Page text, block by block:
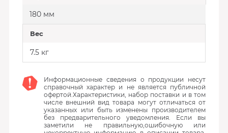
180 мм
Вес
7.5 кг
Информационные сведения о продукции несут
справочный характер и не является публичной
офертой.Характеристики, набор поставки и в том
числе внешний вид товара могут отличаться от
указанных или быть изменены производителем
без предварительного уведомления. Если вы
заметили не правильную,ошибочную или